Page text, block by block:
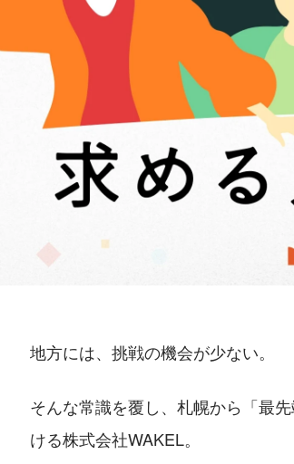
地方には、挑戦の機会が少ない。
そんな常識を覆し、札幌から「最
ける株式会社WAKEL。